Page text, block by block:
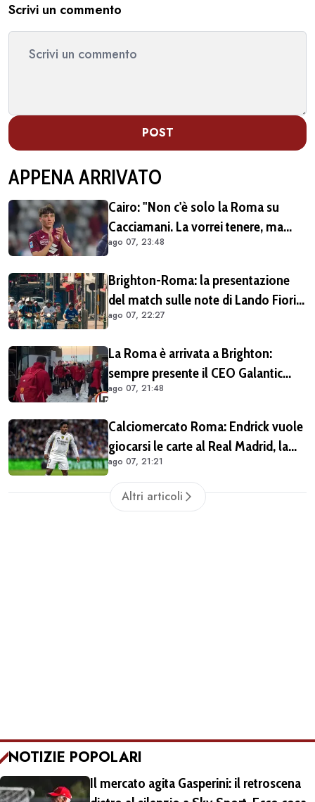
Scrivi un commento
POST
APPENA ARRIVATO
Cairo: "Non c'è solo la Roma su
Cacciamani. La vorrei tenere, ma
vediamo"
ago 07, 23:48
Brighton-Roma: la presentazione
del match sulle note di Lando Fiorini
(VIDEO)
ago 07, 22:27
La Roma è arrivata a Brighton:
sempre presente il CEO Galantic
(VIDEO)
ago 07, 21:48
Calciomercato Roma: Endrick vuole
giocarsi le carte al Real Madrid, la
pista si complica
ago 07, 21:21
Altri articoli
NOTIZIE POPOLARI
Il mercato agita Gasperini: il retroscena